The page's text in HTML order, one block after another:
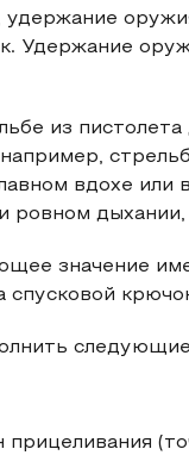
Удержание
из
вдохе или
ровном
значение